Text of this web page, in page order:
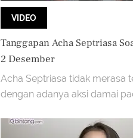
VIDEO
Tanggapan Acha Septriasa
2 Desember
Acha Septriasa tidak merasa
dengan adanya aksi damai